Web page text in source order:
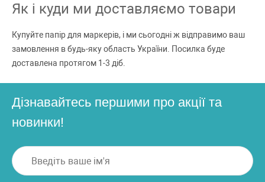
Як і куди ми доставляємо товари
Купуйте папір для маркерів, і ми сьогодні ж відправимо ваш
замовлення в будь-яку область України. Посилка буде
доставлена ​​протягом 1-3 діб.
Дізнавайтесь першими про акції та
новинки!